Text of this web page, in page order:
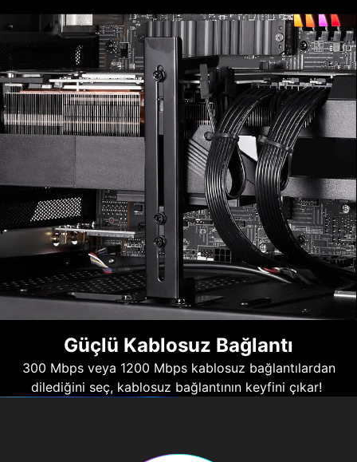
Güçlü Kablosuz Bağlantı
300 Mbps veya 1200 Mbps kablosuz bağlantılardan
dilediğini seç, kablosuz bağlantının keyfini çıkar!